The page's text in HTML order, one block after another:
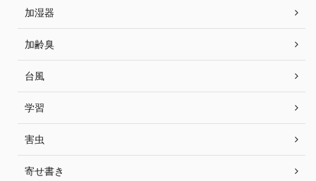
加湿器
加齢臭
台風
学習
害虫
寄せ書き